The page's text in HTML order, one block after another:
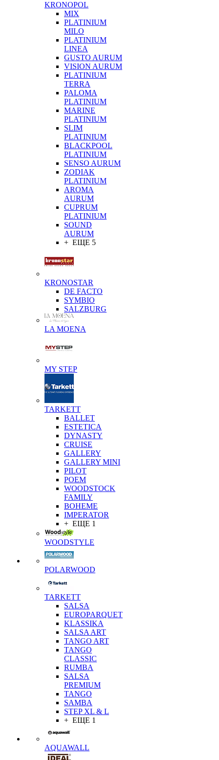
KRONOPOL
MIX
PLATINIUM
MILO
PLATINIUM
LINEA
GUSTO AURUM
VISION AURUM
PLATINIUM
TERRA
PALOMA
PLATINIUM
MARINE
PLATINIUM
SLIM
PLATINIUM
BLACKPOOL
PLATINIUM
SENSO AURUM
ZODIAK
PLATINIUM
AROMA
AURUM
CUPRUM
PLATINIUM
SOUND
AURUM
+ ЕЩЕ 5
KRONOSTAR
DE FACTO
SYMBIO
SALZBURG
LA MOENA
MY STEP
TARKETT
BALLET
ESTETICA
DYNASTY
CRUISE
GALLERY
GALLERY MINI
PILOT
POEM
WOODSTOCK
FAMILY
BOHEME
IMPERATOR
+ ЕЩЕ 1
WOODSTYLE
POLARWOOD
TARKETT
SALSA
EUROPARQUET
KLASSIKA
SALSA ART
TANGO ART
TANGO
CLASSIC
RUMBA
SALSA
PREMIUM
TANGO
SAMBA
STEP XL & L
+ ЕЩЕ 1
AQUAWALL